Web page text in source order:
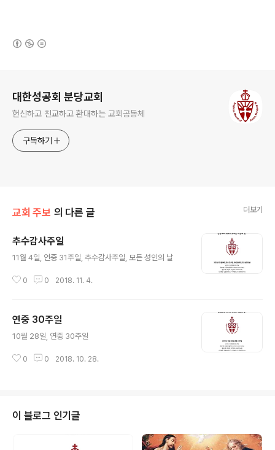
대한성공회 분당교회
헌신하고 친교하고 환대하는 교회공동체
구독하기
교회 주보 의 다른 글 더보기
추수감사주일
11월 4일, 연중 31주일, 추수감사주일, 모든 성인의 날
0 0 2018. 11. 4.
연중 30주일
10월 28일, 연중 30주일
0 0 2018. 10. 28.
이 블로그 인기글